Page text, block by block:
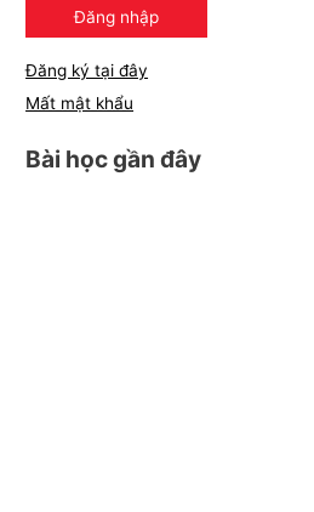
Đăng ký tại đây
Mất mật khẩu
Bài học gần đây